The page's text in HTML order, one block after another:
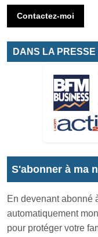
Contactez-moi
DANS LA PRESSE
S'abonner à ma
En devenant abonné
automatiquement
pour protéger votre